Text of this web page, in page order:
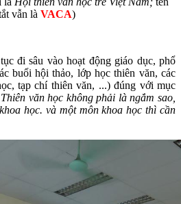
vẫn là VACA)
đi sâu vào hoạt động giáo dục, phổ
buổi hội thảo, lớp học thiên văn, các
tạp chí thiên văn, ...) đúng với mục
Thiên văn học không phải là ngắm sao,
học. và một môn khoa học thì cần